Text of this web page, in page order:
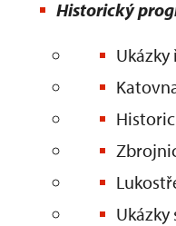
Historický
Ukázky
Ukázky